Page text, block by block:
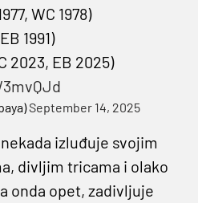
WC 1978)
1991)
2023, EB 2025)
September 14, 2025
izluđuje svojim
divljim tricama i olako
onda opet, zadivljuje